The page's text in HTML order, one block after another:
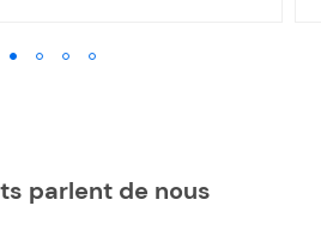
parlent de nous